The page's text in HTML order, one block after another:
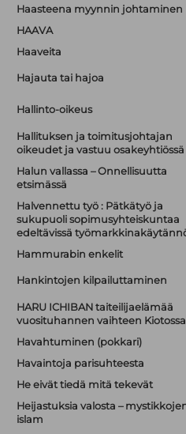
Haasteena myynnin johtaminen
HAAVA
Haaveita
Hajauta tai hajoa
Hallinto-oikeus
Hallituksen ja toimitusjohtajan
oikeudet ja vastuu osakeyhtiössä
Halun vallassa – Onnellisuutta
etsimässä
Halvennettu työ : Pätkätyö ja
sukupuoli sopimusyhteiskuntaa
edeltävissä
Hammurabin enkelit
Hankintojen kilpailuttaminen
HARU ICHIBAN taiteilijaelämää
vuosituhannen vaihteen Kiotossa
Havahtuminen (pokkari)
Havaintoja parisuhteesta
He eivät tiedä mitä tekevät
Heijastuksia valosta –
islam